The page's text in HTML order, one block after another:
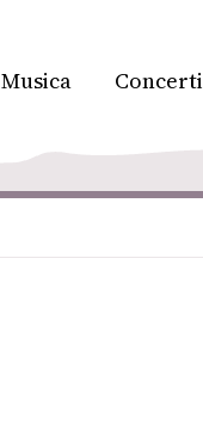
Musica Concerti